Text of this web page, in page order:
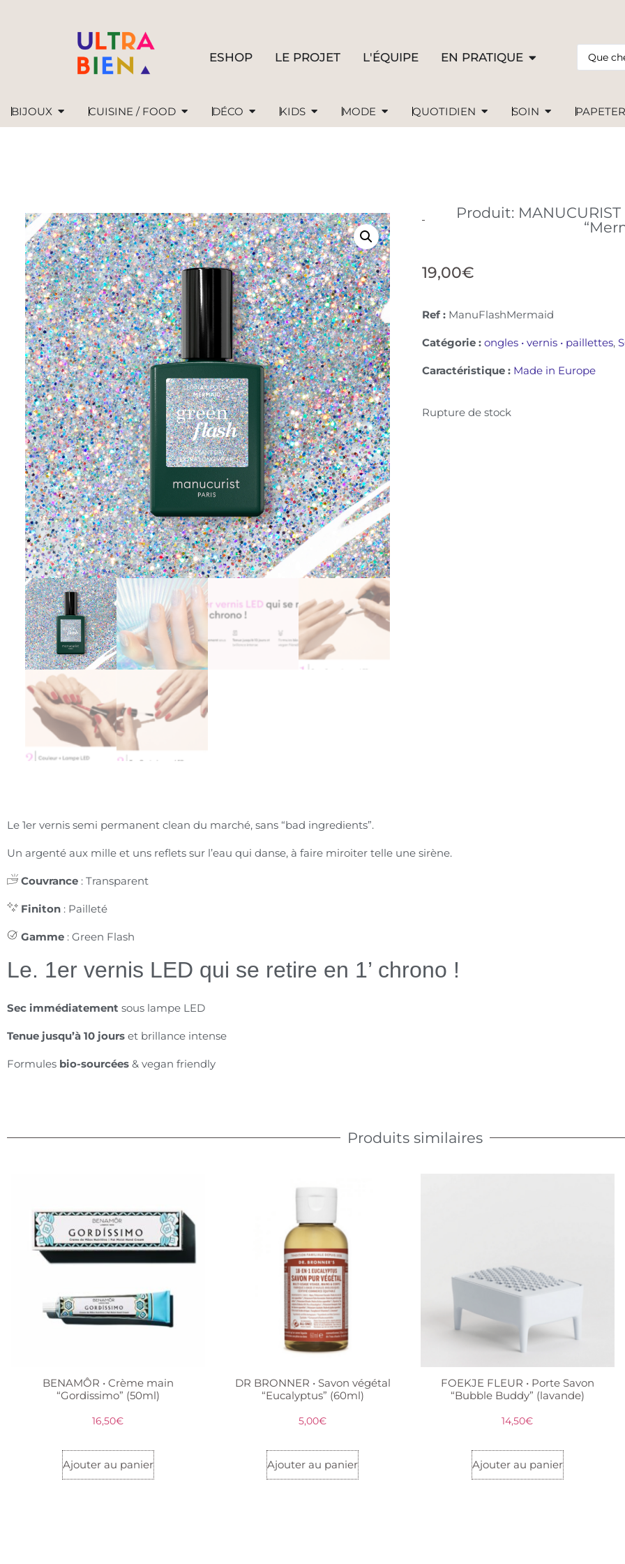
ESHOP LE PROJET L'ÉQUIPE EN PRATIQUE
BIJOUX CUISINE / FOOD DÉCO KIDS MODE QUOTIDIEN SOIN
Produit: MANUCURIST
19,00€
Ref : ManuFlashMermaid
Catégorie : ongles • vernis • paillettes,
Caractéristique : Made in Europe
Rupture de stock
Le 1er vernis semi permanent clean du marché, sans “bad ingredients”.
Un argenté aux mille et uns reflets sur l’eau qui danse, à faire miroiter telle une sirène.
Couvrance : Transparent
Finiton : Pailleté
Gamme : Green Flash
Le. 1er vernis LED qui se retire en 1’ chrono !
Sec immédiatement sous lampe LED
Tenue jusqu’à 10 jours et brillance intense
Formules bio-sourcées & vegan friendly
Produits similaires
BENAMÔR • Crème main
“Gordissimo” (50ml)
16,50€
Ajouter au panier
DR BRONNER • Savon végétal
“Eucalyptus” (60ml)
5,00€
Ajouter au panier
FOEKJE FLEUR • Porte Savon
“Bubble Buddy” (lavande)
14,50€
Ajouter au panier